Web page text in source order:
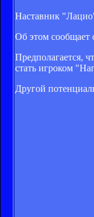
Наставник
Об этом сообщает
Предполагается,
стать игроком
Другой